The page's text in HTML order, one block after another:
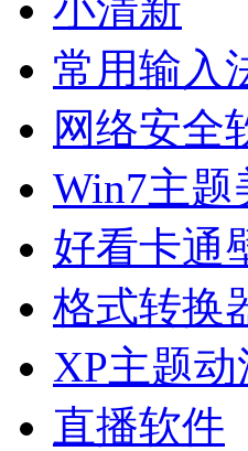
常用输入
网络安全
Win7主题
好看卡通
格式转换
XP主题动
直播软件